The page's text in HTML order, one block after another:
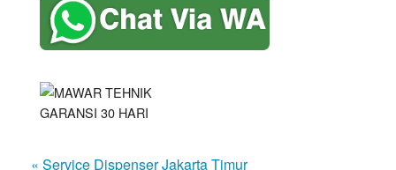
« Service Dispenser Jakarta Timur